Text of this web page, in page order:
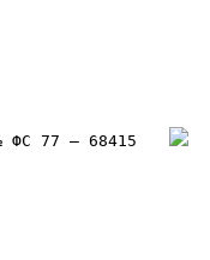
ФС 77 – 68415